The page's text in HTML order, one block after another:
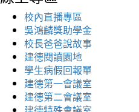
校內直播專區
吳鴻麟獎助學金
校長爸爸說故事
建德閱讀園地
學生病假回報單
建德第一會議室
建德第二會議室